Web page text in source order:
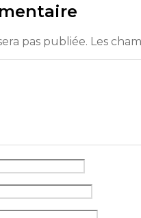
pas publiée. Les